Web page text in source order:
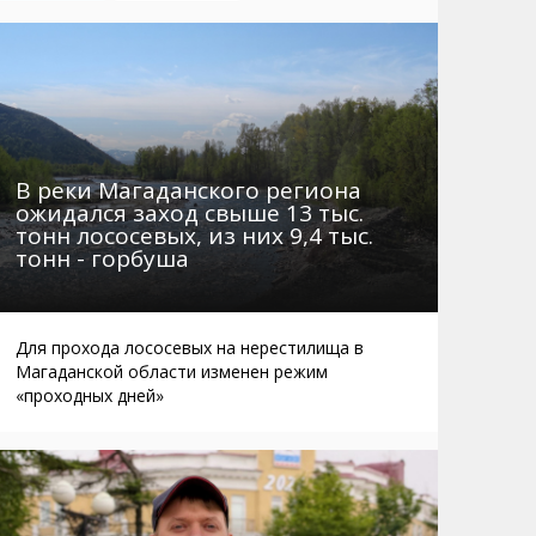
Автобусы Магадан – Аэропорт
Таблица приливов отливов
Не мусорить
Браконьеры
В реки Магаданского региона
ожидался заход свыше 13 тыс.
тонн лососевых, из них 9,4 тыс.
тонн - горбуша
Для прохода лососевых на нерестилища в
Магаданской области изменен режим
«проходных дней»